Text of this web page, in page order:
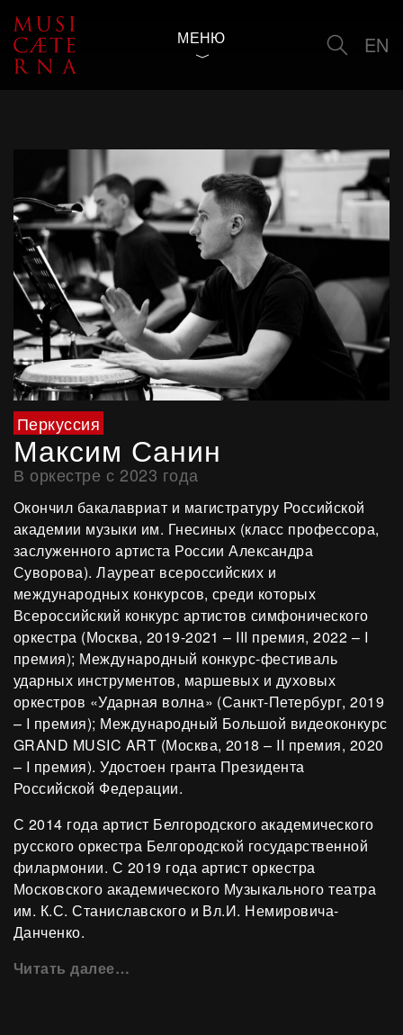
МЕНЮ EN
Перкуссия
Максим Санин
В оркестре с 2023 года
Окончил бакалавриат и магистратуру Российской
академии музыки им. Гнесиных (класс профессора,
заслуженного артиста России Александра
Суворова). Лауреат всероссийских и
международных конкурсов, среди которых
Всероссийский конкурс артистов симфонического
оркестра (Москва, 2019-2021 – III премия, 2022 – I
премия); Международный конкурс-фестиваль
ударных инструментов, маршевых и духовых
оркестров «Ударная волна» (Санкт-Петербург, 2019
– I премия); Международный Большой видеоконкурс
GRAND MUSIC ART (Москва, 2018 – II премия, 2020
– I премия). Удостоен гранта Президента
Российской Федерации.
С 2014 года артист Белгородского академического
русского оркестра Белгородской государственной
филармонии. С 2019 года артист оркестра
Московского академического Музыкального театра
им. К.С. Станиславского и Вл.И. Немировича-
Данченко.
Читать далее…